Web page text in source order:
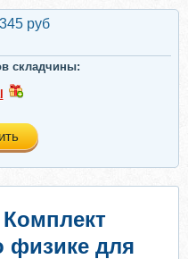
345 руб
складчины:
физике для